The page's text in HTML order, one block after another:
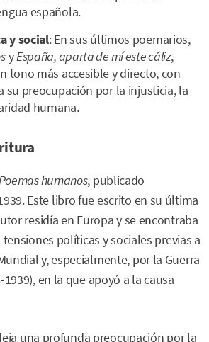
española.
y social: En sus últimos poemarios,
yEspaña, aparta de mí este cáliz,
tono más accesible y directo, con
su preocupación por la injusticia, la
humana.
humanos, publicado
Este libro fue escrito en su última
residía en Europa y se encontraba
políticas y sociales previas a
y, especialmente, por la Guerra
1939), en la que apoyó a la causa
una profunda preocupación por la